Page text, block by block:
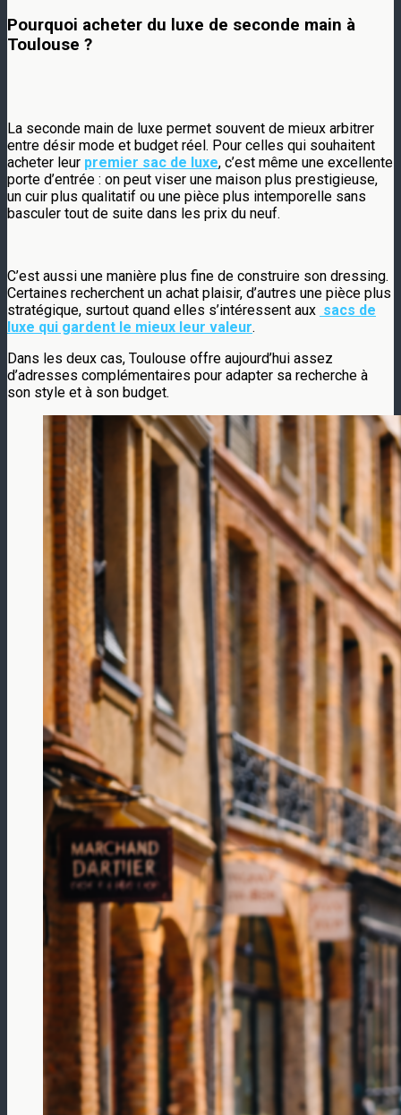
Pourquoi acheter du luxe de seconde main à
Toulouse ?
La seconde main de luxe permet souvent de mieux arbitrer
entre désir mode et budget réel. Pour celles qui souhaitent
acheter leur premier sac de luxe, c’est même une excellente
porte d’entrée : on peut viser une maison plus prestigieuse,
un cuir plus qualitatif ou une pièce plus intemporelle sans
basculer tout de suite dans les prix du neuf.
C’est aussi une manière plus fine de construire son dressing.
Certaines recherchent un achat plaisir, d’autres une pièce plus
stratégique, surtout quand elles s’intéressent aux sacs de
luxe qui gardent le mieux leur valeur.
Dans les deux cas, Toulouse offre aujourd’hui assez
d’adresses complémentaires pour adapter sa recherche à
son style et à son budget.